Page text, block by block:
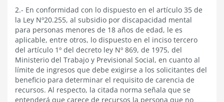
2.- En conformidad con lo dispuesto en el artículo 35 de
la Ley Nº20.255, al subsidio por discapacidad mental
para personas menores de 18 años de edad, le es
aplicable, entre otros, lo dispuesto en el inciso tercero
del artículo 1º del decreto ley Nº 869, de 1975, del
Ministerio del Trabajo y Previsional Social, en cuanto al
límite de ingresos que debe exigirse a los solicitantes del
beneficio para determinar el requisito de carencia de
recursos. Al respecto, la citada norma señala que se
entenderá que carece de recursos la persona que no